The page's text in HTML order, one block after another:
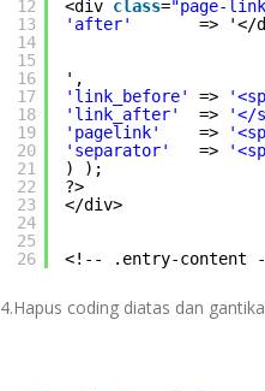
12
13
14
15
16
17
18
19
20
21
22
23
24
25
26
<div class="page-
'after'
=> '</
',
'link_before'
=>
'link_after'
=> '</
'pagelink'
=>
'separator'
=>
) );
?>
</div>
<!-- .entry-content
4.Hapus coding diatas dan